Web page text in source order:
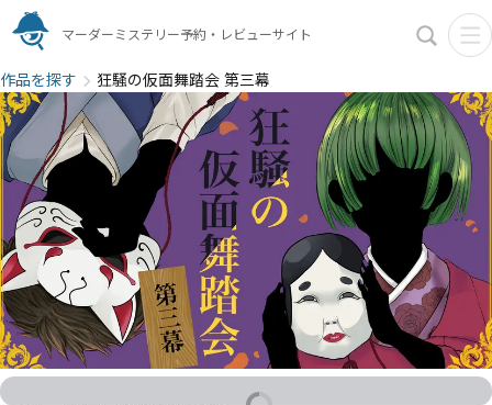
マーダーミステリー予約・レビューサイト
作品を探す 狂騒の仮面舞踏会 第三幕